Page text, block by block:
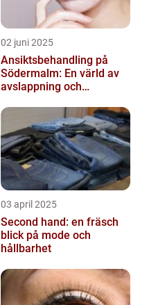
02 juni 2025
Ansiktsbehandling på
Södermalm: En värld av
avslappning och
03 april 2025
Second hand: en fräsch
blick på mode och
hållbarhet